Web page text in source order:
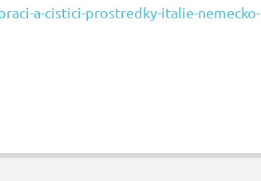
a-cistici-prostredky-italie-nemecko-